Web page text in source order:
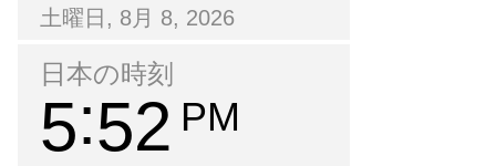
土曜日, 8月 8, 2026
日本の時刻
5 52 PM